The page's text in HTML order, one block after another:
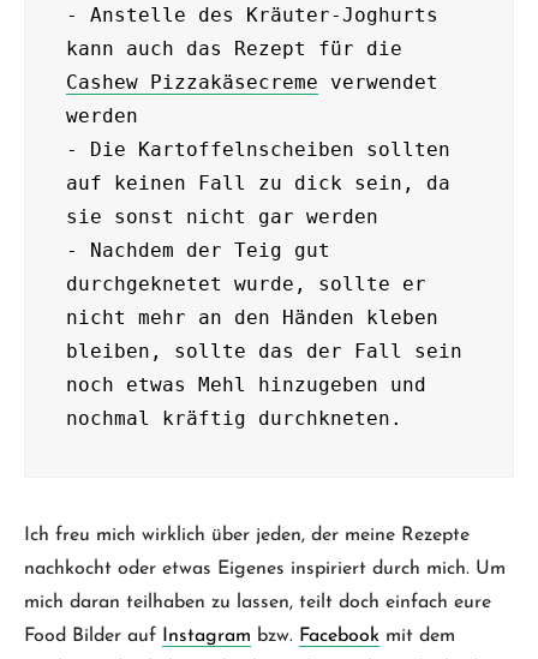
- Anstelle des Kräuter-Joghurts
Cashew Pizzakäsecreme verwendet
werden
- Die Kartoffelnscheiben sollten
auf keinen Fall zu dick sein, da
sie sonst nicht gar werden
- Nachdem der Teig gut
durchgeknetet wurde, sollte er
nicht mehr an den Händen kleben
bleiben, sollte das der Fall sein
noch etwas Mehl hinzugeben und
nochmal kräftig durchkneten.
Ich freu mich wirklich über jeden, der meine Rezepte
nachkocht oder etwas Eigenes inspiriert durch mich. Um
mich daran teilhaben zu lassen, teilt doch einfach eure
Food Bilder auf Instagram bzw. Facebook mit dem